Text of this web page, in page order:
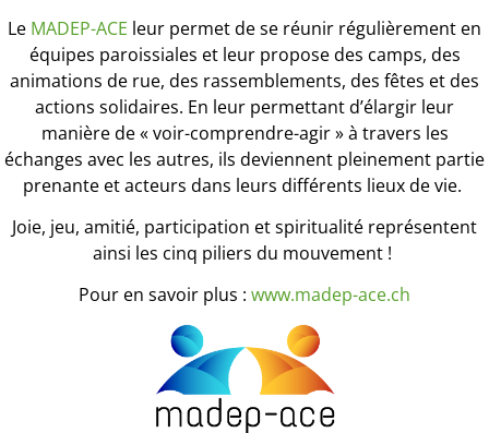
Le MADEP-ACE leur permet de se réunir régulièrement en
équipes paroissiales et leur propose des camps, des
animations de rue, des rassemblements, des fêtes et des
actions solidaires. En leur permettant d’élargir leur
manière de « voir-comprendre-agir » à travers les
échanges avec les autres, ils deviennent pleinement partie
prenante et acteurs dans leurs différents lieux de vie.
Joie, jeu, amitié, participation et spiritualité représentent
ainsi les cinq piliers du mouvement !
Pour en savoir plus : www.madep-ace.ch